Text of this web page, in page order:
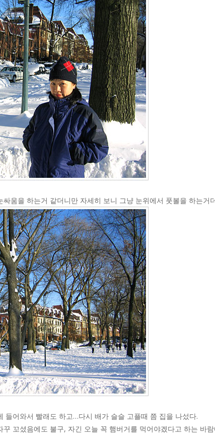
움을 하는거 같더니만 자세히 보니 그냥 눈위에서 풋볼을 하는거
들어와서 빨래도 하고…다시 배가 슬슬 고플때 쯤 집을 나섰다.
꼬셨음에도 불구, 자긴 오늘 꼭 햄버거를 먹어야겠다고 하는 바